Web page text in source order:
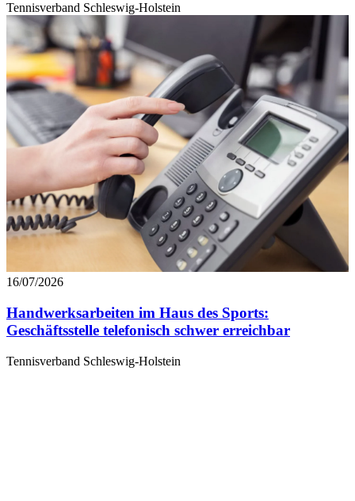
Tennisverband Schleswig-Holstein
16/07/2026
Handwerksarbeiten im Haus des Sports:
Geschäftsstelle telefonisch schwer erreichbar
Tennisverband Schleswig-Holstein